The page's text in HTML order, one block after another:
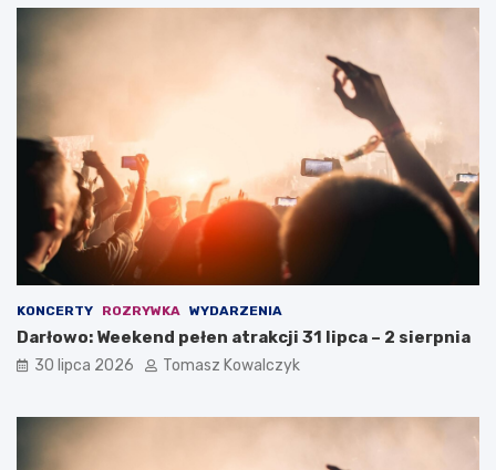
KONCERTY ROZRYWKA WYDARZENIA
Darłowo: Weekend pełen atrakcji 31 lipca – 2 sierpnia
30 lipca 2026 Tomasz Kowalczyk